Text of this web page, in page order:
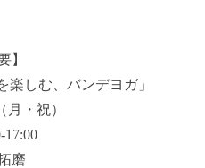
】
楽しむ、バンデヨガ」
月・祝）
17:00
磨